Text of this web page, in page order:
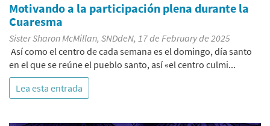
Motivando a la participación plena durante la
Cuaresma
Sister Sharon McMillan, SNDdeN, 17 de February de 2025
Así como el centro de cada semana es el domingo, día santo
en el que se reúne el pueblo santo, así «el centro culmi...
Lea esta entrada